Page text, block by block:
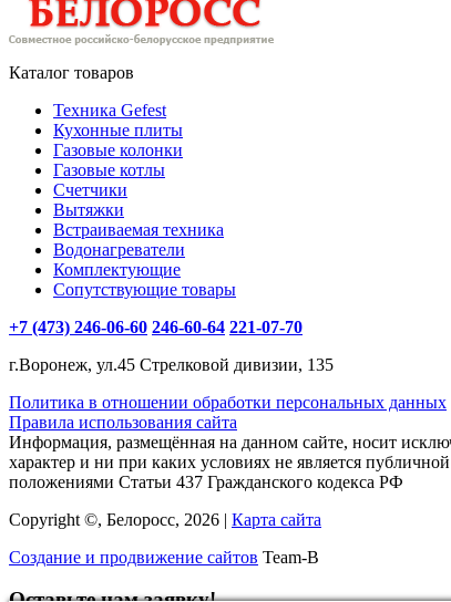
Каталог товаров
Техника Gefest
Кухонные плиты
Газовые колонки
Газовые котлы
Счетчики
Вытяжки
Встраиваемая техника
Водонагреватели
Комплектующие
Сопутствующие товары
+7 (473) 246-06-60 246-60-64 221-07-70
г.Воронеж, ул.45 Стрелковой дивизии, 135
Политика в отношении обработки персональных данных
Правила использования сайта
Информация, размещённая на данном сайте, носит
характер и ни при каких условиях не является
положениями Статьи 437 Гражданского кодекса РФ
Copyright ©, Белоросс, 2026 | Карта сайта
Создание и продвижение сайтов Team-B